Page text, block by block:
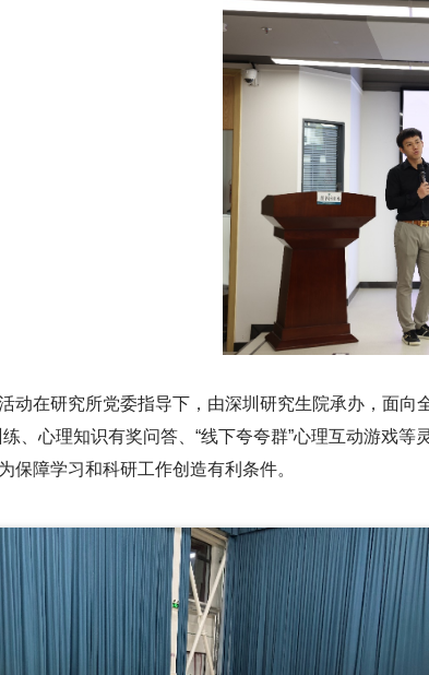
动在研究所党委指导下，由深圳研究生院承办，面向
、心理知识有奖问答、“线下夸夸群”心理互动游戏
保障学习和科研工作创造有利条件。